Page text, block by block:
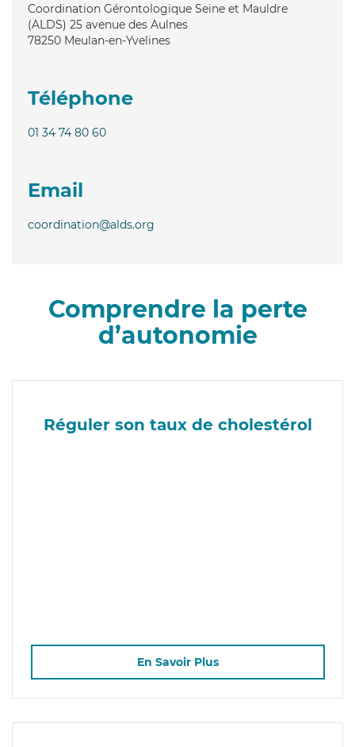
Coordination Gérontologique Seine et Mauldre
(ALDS) 25 avenue des Aulnes
78250 Meulan-en-Yvelines
Téléphone
01 34 74 80 60
Email
coordination@alds.org
Comprendre la perte
d’autonomie
Réguler son taux de cholestérol
En Savoir Plus